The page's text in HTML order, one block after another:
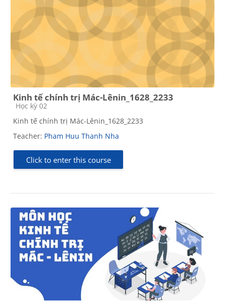
Kinh tế chính trị Mác-Lênin_1628_2233
Course category
Học kỳ 02
Kinh tế chính trị Mác-Lênin_1628_2233
Teacher: Pham Huu Thanh Nha
Click to enter this course